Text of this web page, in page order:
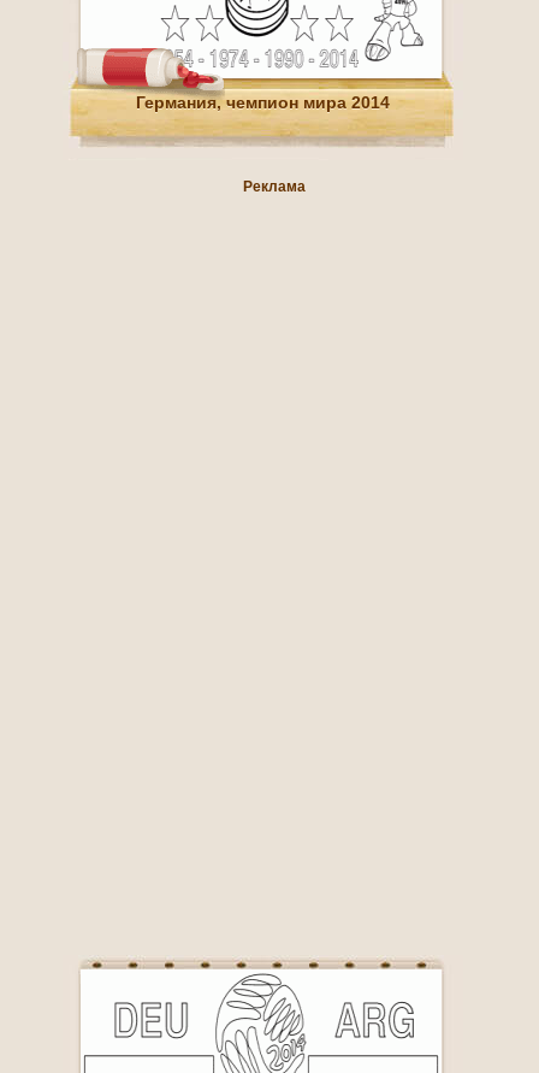
Германия, чемпион мира 2014
Реклама